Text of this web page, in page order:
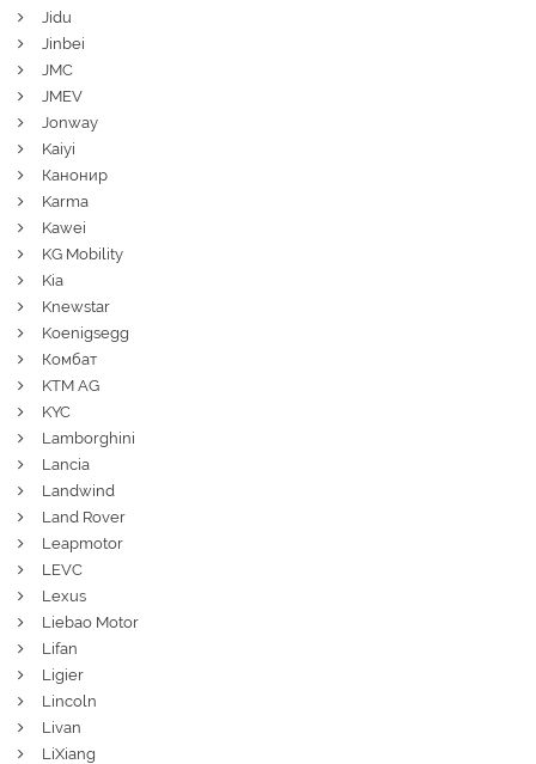
Jidu
Jinbei
JMC
JMEV
Jonway
Kaiyi
Канонир
Karma
Kawei
KG Mobility
Kia
Knewstar
Koenigsegg
Комбат
KTM AG
KYC
Lamborghini
Lancia
Landwind
Land Rover
Leapmotor
LEVC
Lexus
Liebao Motor
Lifan
Ligier
Lincoln
Livan
LiXiang